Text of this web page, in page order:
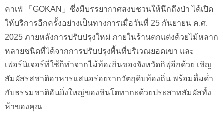
คาเฟ่ 「GOKAN」ซึ่งมีบรรยากาศสงบชวนให้นึกถึงป่า ได้เปิด
ให้บริการอีกครั้งอย่างเป็นทางการเมื่อวันที่ 25 กันยายน ค.ศ.
2025 ภายหลังการปรับปรุงใหม่ ภายในร้านตกแต่งด้วยไม้หลาก
หลายชนิดที่ได้จากการปรับปรุงพื้นที่บริเวณยอดเขา และ
เฟอร์นิเจอร์ที่ใช้ก็ทำจากไม้ท้องถิ่นของจังหวัดกิฟุอีกด้วย เชิญ
สัมผัสรสชาติอาหารแสนอร่อยจากวัตถุดิบท้องถิ่น พร้อมดื่มด่ำ
กับธรรมชาติอันยิ่งใหญ่ของชินโตทากะด้วยประสาทสัมผัสทั้ง
ห้าของคุณ